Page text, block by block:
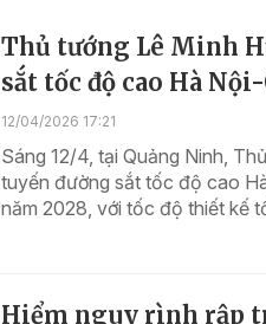
Thủ tướng Lê Minh
sắt tốc độ cao Hà
12/04/2026 17:21
Sáng 12/4, tại Quảng Ninh,
tuyến đường sắt tốc độ cao
năm 2028, với tốc độ thiết kế
Hiểm nguy rình rập